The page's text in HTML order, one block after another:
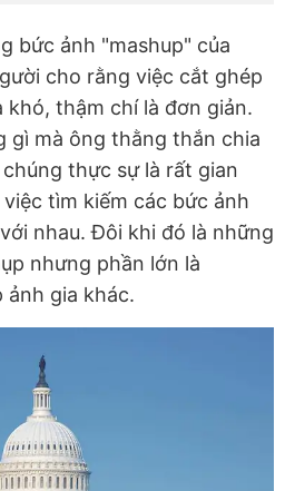
bức ảnh "mashup" của
cho rằng việc cắt ghép
khó, thậm chí là đơn giản.
gì mà ông thằng thắn chia
thực sự là rất gian
tìm kiếm các bức ảnh
nhau. Đôi khi đó là những
nhưng phần lớn là
ảnh gia khác.